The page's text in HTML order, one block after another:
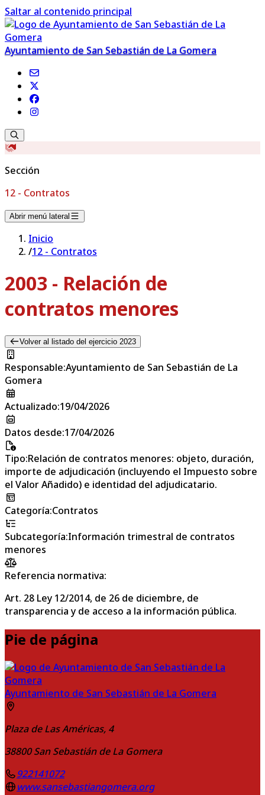
Saltar al contenido principal
Ayuntamiento de San Sebastián de La Gomera
Sección
12 - Contratos
Abrir menú lateral
Inicio
/12 - Contratos
2003 - Relación de
contratos menores
Volver al listado del ejercicio 2023
Responsable:Ayuntamiento de San Sebastián de La
Gomera
Actualizado:19/04/2026
Datos desde:17/04/2026
Tipo:Relación de contratos menores: objeto, duración,
importe de adjudicación (incluyendo el Impuesto sobre
el Valor Añadido) e identidad del adjudicatario.
Categoría:Contratos
Subcategoría:Información trimestral de contratos
menores
Referencia normativa:
Art. 28 Ley 12/2014, de 26 de diciembre, de
transparencia y de acceso a la información pública.
Pie de página
Ayuntamiento de San Sebastián de La Gomera
Plaza de Las Américas, 4
38800 San Sebastián de La Gomera
922141072
www.sansebastiangomera.org